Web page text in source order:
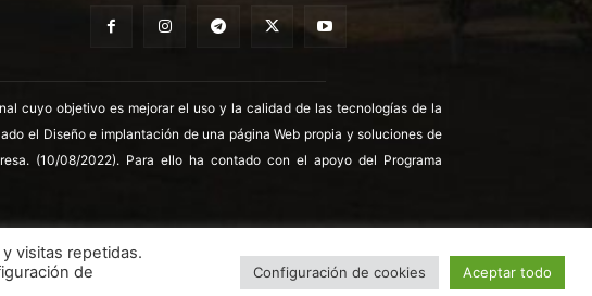
cuyo objetivo es mejorar el uso y la calidad de las tecnologías de la
el Diseño e implantación de una página Web propia y soluciones de
(10/08/2022). Para ello ha contado con el apoyo del Programa
Política de Cookies Política de Privacidad
Aviso legal
visitas repetidas.
de
Configuración de cookies Aceptar todo